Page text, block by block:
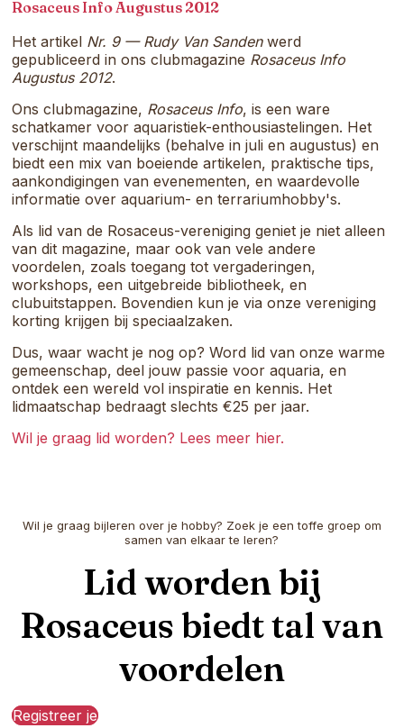
samenkomt.
Rosaceus Info Augustus 2012
Het artikel Nr. 9 — Rudy Van Sandenwerd
gepubliceerd in ons clubmagazine Rosaceus Info
Augustus 2012.
Ons clubmagazine, Rosaceus Info, is een ware
schatkamer voor aquaristiek-enthousiastelingen. Het
verschijnt maandelijks (behalve in juli en augustus) en
biedt een mix van boeiende artikelen, praktische tips,
aankondigingen van evenementen, en waardevolle
informatie over aquarium- en terrariumhobby's.
Als lid van de Rosaceus-vereniging geniet je niet alleen
van dit magazine, maar ook van vele andere
voordelen, zoals toegang tot vergaderingen,
workshops, een uitgebreide bibliotheek, en
clubuitstappen. Bovendien kun je via onze vereniging
korting krijgen bij speciaalzaken.
Dus, waar wacht je nog op? Word lid van onze warme
gemeenschap, deel jouw passie voor aquaria, en
ontdek een wereld vol inspiratie en kennis. Het
lidmaatschap bedraagt slechts €25 per jaar.
Wil je graag lid worden? Lees meer hier.
Wil je graag bijleren over je hobby? Zoek je een toffe groep om
samen van elkaar te leren?
Lid worden bij
Rosaceus biedt tal van
voordelen
Registreer je